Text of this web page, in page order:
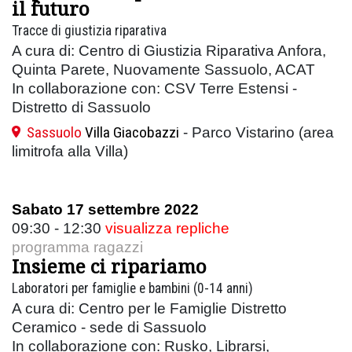
il futuro
Tracce di giustizia riparativa
A cura di: Centro di Giustizia Riparativa Anfora,
Quinta Parete, Nuovamente Sassuolo, ACAT
In collaborazione con: CSV Terre Estensi -
Distretto di Sassuolo
Sassuolo Villa Giacobazzi - Parco Vistarino (area
limitrofa alla Villa)
Sabato 17 settembre 2022
09:30 - 12:30 visualizza repliche
programma ragazzi
Insieme ci ripariamo
Laboratori per famiglie e bambini (0-14 anni)
A cura di: Centro per le Famiglie Distretto
Ceramico - sede di Sassuolo
In collaborazione con: Rusko, Librarsi,